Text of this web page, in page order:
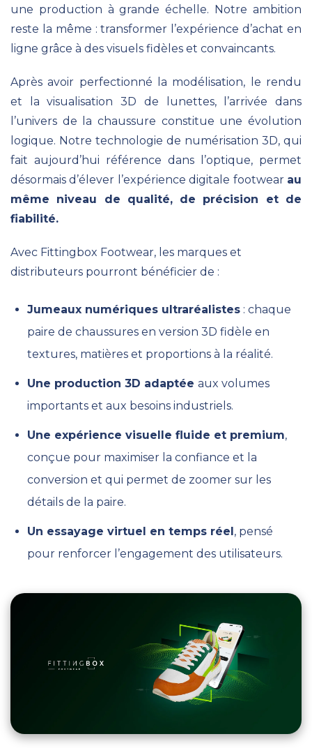
une production à grande échelle. Notre ambition
reste la même : transformer l’expérience d’achat en
ligne grâce à des visuels fidèles et convaincants.
Après avoir perfectionné la modélisation, le rendu
et la visualisation 3D de lunettes, l’arrivée dans
l’univers de la chaussure constitue une évolution
logique. Notre technologie de numérisation 3D, qui
fait aujourd’hui référence dans l’optique, permet
désormais d’élever l’expérience digitale footwear au
même niveau de qualité, de précision et de
fiabilité.
Avec Fittingbox Footwear, les marques et
distributeurs pourront bénéficier de :
Jumeaux numériques ultraréalistes : chaque
paire de chaussures en version 3D fidèle en
textures, matières et proportions à la réalité.
Une production 3D adaptée aux volumes
importants et aux besoins industriels.
Une expérience visuelle fluide et premium,
conçue pour maximiser la confiance et la
conversion et qui permet de zoomer sur les
détails de la paire.
Un essayage virtuel en temps réel, pensé
pour renforcer l’engagement des utilisateurs.